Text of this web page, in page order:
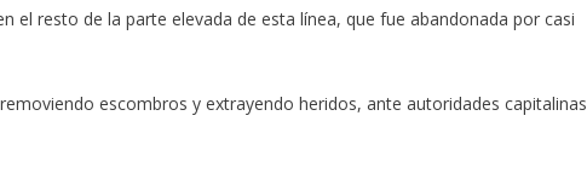
el resto de la parte elevada de esta línea, que fue abandonada por casi
escombros y extrayendo heridos, ante autoridades capitalinas